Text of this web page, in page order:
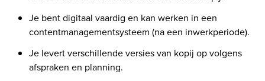
Je bent digitaal vaardig en kan werken in een
contentmanagementsysteem (na een inwerkperiode).
Je levert verschillende versies van kopij op volgens
afspraken en planning.